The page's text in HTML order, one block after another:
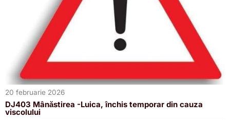
20 februarie 2026
DJ403 Mânăstirea -Luica, închis temporar din cauza
viscolului